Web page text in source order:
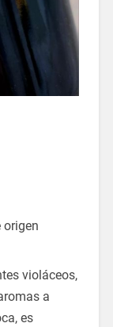
origen
violáceos,
a
es